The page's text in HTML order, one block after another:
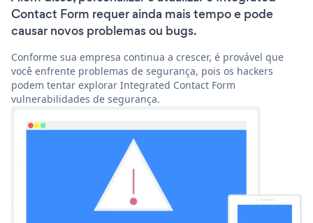
Contact Form requer ainda mais tempo e pode
causar novos problemas ou bugs.
Conforme sua empresa continua a crescer, é provável que
você enfrente problemas de segurança, pois os hackers
podem tentar explorar Integrated Contact Form
vulnerabilidades de segurança.